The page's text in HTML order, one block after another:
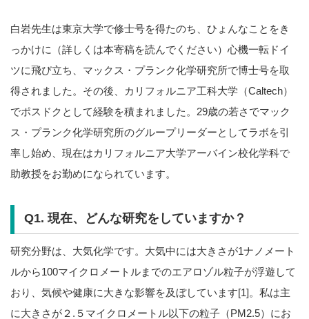
白岩先生は東京大学で修士号を得たのち、ひょんなことをき
っかけに（詳しくは本寄稿を読んでください）心機一転ドイ
ツに飛び立ち、マックス・プランク化学研究所で博士号を取
得されました。その後、カリフォルニア工科大学（Caltech）
でポスドクとして経験を積まれました。29歳の若さでマック
ス・プランク化学研究所のグループリーダーとしてラボを引
率し始め、現在はカリフォルニア大学アーバイン校化学科で
助教授をお勤めになられています。
Q1. 現在、どんな研究をしていますか？
研究分野は、大気化学です。大気中には大きさが1ナノメート
ルから100マイクロメートルまでのエアロゾル粒子が浮遊して
おり、気候や健康に大きな影響を及ぼしています[1]。私は主
に大きさが２.５マイクロメートル以下の粒子（PM2.5）にお